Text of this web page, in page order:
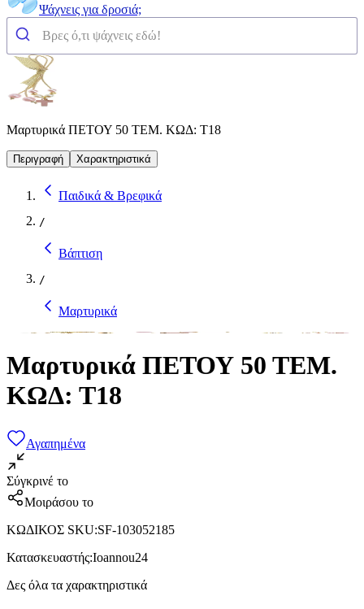
Ψάχνεις για δροσιά;
Μαρτυρικά ΠΕΤΟΥ 50 ΤΕΜ. ΚΩΔ: Τ18
Περιγραφή Χαρακτηριστικά
Παιδικά & Βρεφικά
/
Βάπτιση
/
Μαρτυρικά
Μαρτυρικά ΠΕΤΟΥ 50 ΤΕΜ.
ΚΩΔ: Τ18
Αγαπημένα
Σύγκρινέ το
Μοιράσου το
ΚΩΔΙΚΟΣ SKU:SF-103052185
Κατασκευαστής:Ioannou24
Δες όλα τα χαρακτηριστικά